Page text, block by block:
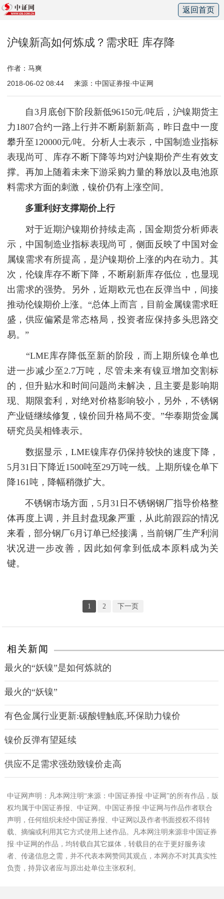
返回首页
沪镍新高如何炼成？需求旺 库存降
作者：马爽
2018-06-02 08:44
来源：中国证券报·中证网
自3月底创下阶段新低96150元/吨后，沪镍期货主
力1807合约一路上行并不断刷新新高，昨日盘中一度
攀升至120000元/吨。分析人士表示，中国制造业指标
表现尚可、库存不断下降等均对沪镍期价产生有效支
撑。再加上随着未来下游采购力量的释放以及电池原
料需求方面的刺激，镍价仍有上涨空间。
多重利好支撑期价上行
对于近期沪镍期价持续走高，国金期货分析师表
示，中国制造业指标表现尚可，侧面反映了中国对金
属镍需求有所提高，是沪镍期价上涨的内在动力。其
次，伦镍库存不断下降，不断刷新库存低位，也显现
出需求的强势。另外，近期欧元也在反弹当中，间接
推动伦镍期价上涨。“总体上而言，目前金属镍需求旺
盛，供应偏紧是常态格局，投资者应保持多头思路交
易。”
“LME库存降低至新的阶段，而上期所镍仓单也
进一步减少至2.7万吨，尽管未来有镍豆增加交割标
的，但升贴水和时间问题尚未解决，且主要是影响期
现、期限套利，对绝对价格影响较小，另外，不锈钢
产业链继续修复，镍价回升格局不变。”华泰期货金属
研究员吴相锋表示。
数据显示，LME镍库存仍保持较快的速度下降，
5月31日下降近1500吨至29万吨一线。上期所镍仓单下
降161吨，降幅稍微扩大。
不锈钢市场方面，5月31日不锈钢钢厂指导价格整
体再度上调，并且封盘现象严重，从此前跟踪的情况
来看，部分钢厂6月订单已经接满，当前钢厂生产利润
状况进一步改善，因此如何拿到低成本原料成为关
键。
1 2 下一页
相关新闻
最火的“妖镍”是如何炼就的
最火的“妖镍”
有色金属行业更新:碳酸锂触底,环保助力镍价
镍价反弹有望延续
供应不足需求强劲致镍价走高
中证网声明：凡本网注明“来源：中国证券报·中证网”的所有作品，版
权均属于中国证券报、中证网。中国证券报·中证网与作品作者联合
声明，任何组织未经中国证券报、中证网以及作者书面授权不得转
载、摘编或利用其它方式使用上述作品。凡本网注明来源非中国证券
报·中证网的作品，均转载自其它媒体，转载目的在于更好服务读
者、传递信息之需，并不代表本网赞同其观点，本网亦不对其真实性
负责，持异议者应与原出处单位主张权利。